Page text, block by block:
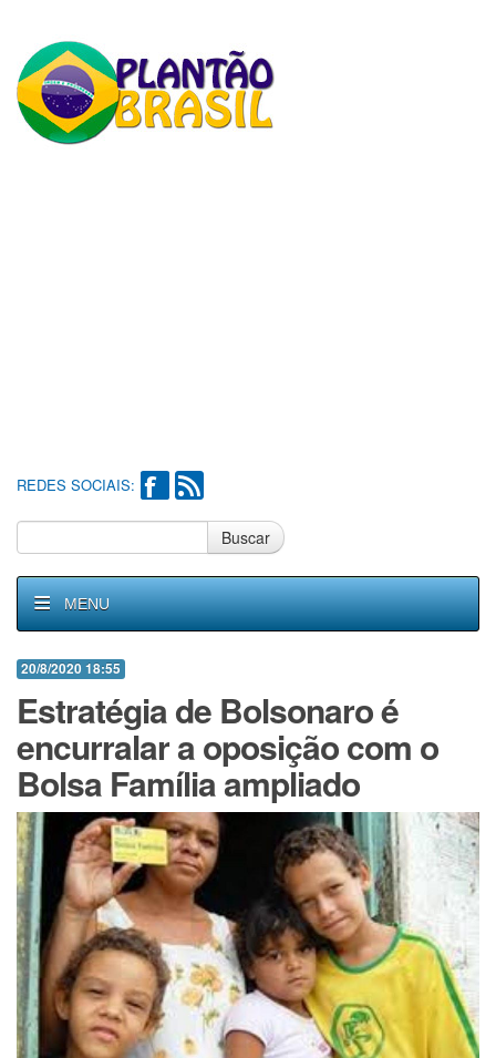
REDES SOCIAIS:
Buscar
MENU
20/8/2020 18:55
Estratégia de Bolsonaro é
encurralar a oposição com o
Bolsa Família ampliado